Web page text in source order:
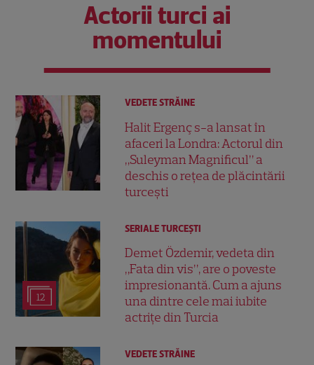
Actorii turci ai
momentului
VEDETE STRĂINE
Halit Ergenç s-a lansat în
afaceri la Londra: Actorul din
„Suleyman Magnificul” a
deschis o rețea de plăcintării
turcești
12
SERIALE TURCEŞTI
Demet Özdemir, vedeta din
„Fata din vis”, are o poveste
impresionantă. Cum a ajuns
una dintre cele mai iubite
actrițe din Turcia
VEDETE STRĂINE